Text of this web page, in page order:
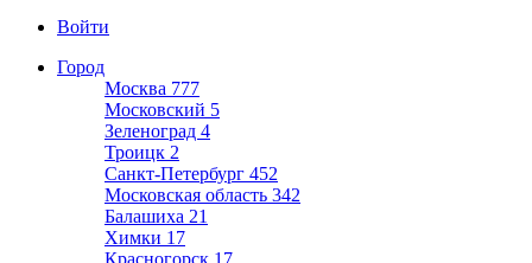
Войти
Город
Москва 777
Московский 5
Зеленоград 4
Троицк 2
Санкт-Петербург 452
Московская область 342
Балашиха 21
Химки 17
Красногорск 17